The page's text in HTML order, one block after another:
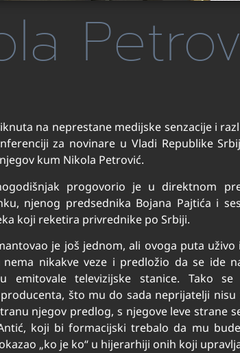
na neprestane medijske senzacije i
za novinare u Vladi Republike
kum Nikola Petrović.
progovorio je u direktnom
njenog predsednika Bojana Pajtića i
koji reketira privrednike po Srbiji.
je još jednom, ali ovoga puta
nema nikakve veze i predložio da se ide
emitovale televizijske stanice. Tako
što mu do sada neprijatelji
njegov predlog, s njegove leve strane
koji bi formacijski trebalo da mu
„ko je ko“ u hijerarhiji onih koji